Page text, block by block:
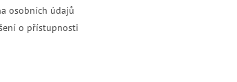
osobních údajů
o přístupnosti